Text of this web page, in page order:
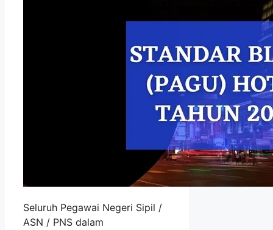
Seluruh Pegawai Negeri Sipil /
ASN / PNS dalam